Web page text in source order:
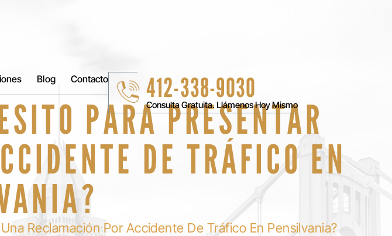
Blog Contacto 412-338-9030
Consulta Gratuita. Llámenos Hoy Mismo
PARA PRESENTAR
DE TRÁFICO EN
Reclamación Por Accidente De Tráfico En Pensilvania?